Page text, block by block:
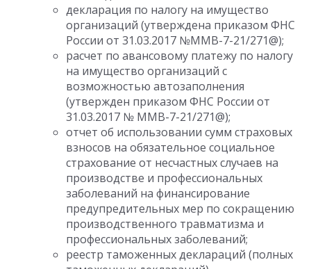
декларация по налогу на имущество
организаций (утверждена приказом ФНС
России от 31.03.2017 №ММВ-7-21/271@);
расчет по авансовому платежу по налогу
на имущество организаций с
возможностью автозаполнения
(утвержден приказом ФНС России от
31.03.2017 № ММВ-7-21/271@);
отчет об использовании сумм страховых
взносов на обязательное социальное
страхование от несчастных случаев на
производстве и профессиональных
заболеваний на финансирование
предупредительных мер по сокращению
производственного травматизма и
профессиональных заболеваний;
реестр таможенных деклараций (полных